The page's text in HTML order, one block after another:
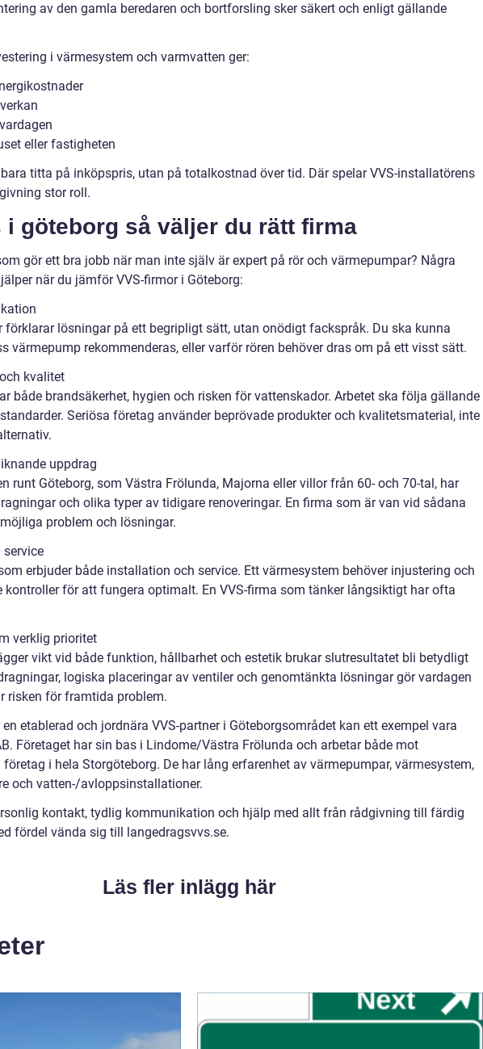
av den gamla beredaren och bortforsling sker säkert och enligt gällande
i värmesystem och varmvatten ger:
eller fastigheten
titta på inköpspris, utan på totalkostnad över tid. Där spelar VVS-installatörens
stor roll.
i göteborg så väljer du rätt firma
gör ett bra jobb när man inte själv är expert på rör och värmepumpar? Några
när du jämför VVS-firmor i Göteborg:
förklarar lösningar på ett begripligt sätt, utan onödigt fackspråk. Du ska kunna
värmepump rekommenderas, eller varför rören behöver dras om på ett visst sätt.
kvalitet
både brandsäkerhet, hygien och risken för vattenskador. Arbetet ska följa gällande
Seriösa företag använder beprövade produkter och kvalitetsmaterial, inte
uppdrag
runt Göteborg, som Västra Frölunda, Majorna eller villor från 60- och 70-tal, har
och olika typer av tidigare renoveringar. En firma som är van vid sådana
problem och lösningar.
service
erbjuder både installation och service. Ett värmesystem behöver injustering och
för att fungera optimalt. En VVS-firma som tänker långsiktigt har ofta
verklig prioritet
vikt vid både funktion, hållbarhet och estetik brukar slutresultatet bli betydligt
logiska placeringar av ventiler och genomtänkta lösningar gör vardagen
risken för framtida problem.
en etablerad och jordnära VVS-partner i Göteborgsområdet kan ett exempel vara
Företaget har sin bas i Lindome/Västra Frölunda och arbetar både mot
i hela Storgöteborg. De har lång erfarenhet av värmepumpar, värmesystem,
och vatten-/avloppsinstallationer.
kontakt, tydlig kommunikation och hjälp med allt från rådgivning till färdig
fördel vända sig till langedragsvvs.se.
Läs fler inlägg här